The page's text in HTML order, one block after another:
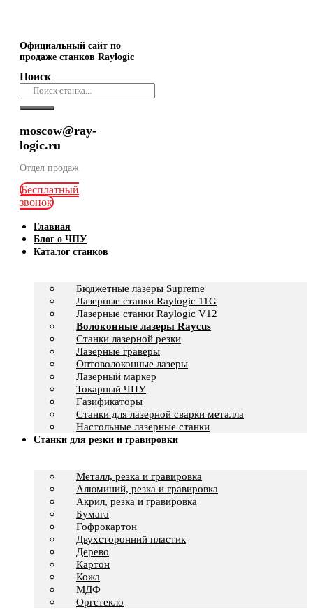
Официальный сайт по
продаже станков Raylogic
Поиск
moscow@ray-
logic.ru
Отдел продаж
Бесплатный
звонок
Главная
Блог о ЧПУ
Каталог станков
Бюджетные лазеры Supreme
Лазерные станки Raylogic 11G
Лазерные станки Raylogic V12
Волоконные лазеры Raycus
Станки лазерной резки
Лазерные граверы
Оптоволоконные лазеры
Лазерный маркер
Токарный ЧПУ
Газификаторы
Cтанки для лазерной сварки металла
Настольные лазерные станки
Станки для резки и гравировки
Металл, резка и гравировка
Алюминий, резка и гравировка
Акрил, резка и гравировка
Бумага
Гофрокартон
Двухсторонний пластик
Дерево
Картон
Кожа
МДФ
Оргстекло